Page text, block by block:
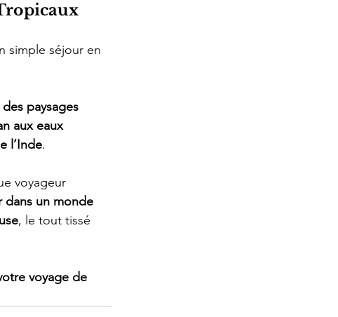
simple séjour en
paysages
aux eaux
l’Inde.
voyageur
dans un monde
, le tout tissé
voyage de